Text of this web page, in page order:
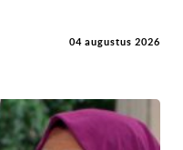
04 augustus 2026